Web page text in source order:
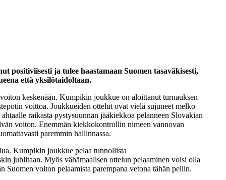
positiviisesti ja tulee haastamaan Suomen tasaväkisesti,
että yksilötaidoltaan.
keskenään. Kumpikin joukkue on aloittanut turnauksen
voittoa. Joukkueiden ottelut ovat vielä sujuneet melko
raikasta pystysuunnan jääkiekkoa pelanneen Slovakian
voiton. Enemmän kiekkokontrollin nimeen vannovan
paremmin hallinnassa.
Kumpikin joukkue pelaa tunnollista
juhlitaan. Myös vähämaalisen ottelun pelaaminen voisi olla
voiton pelaamista parempana vetona tähän peliin.